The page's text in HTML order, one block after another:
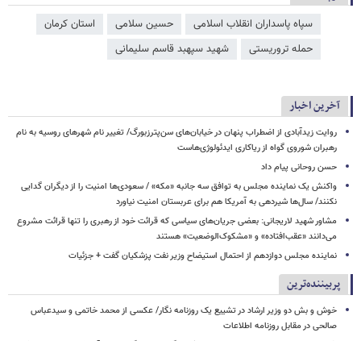
سپاه پاسداران انقلاب اسلامی حسین سلامی
استان کرمان
حمله تروریستی
شهید سپهبد قاسم سلیمانی
آخرین اخبار
روایت زیدآبادی از اضطراب پنهان در خیابان‌های سن‌پترزبورگ/ تغییر نام شهرهای روسیه به نام
رهبران شوروی گواه از ریاکاری ایدئولوژی‌هاست
حسن روحانی پیام داد
واکنش یک نماینده مجلس به توافق سه جانبه «مکه» / سعودی‌ها امنیت را از دیگران گدایی
نکنند/ سال‌ها شیردهی به آمریکا هم برای عربستان امنیت نیاورد
مشاور شهید لاریجانی: بعضی جریان‌های سیاسی که قرائت خود از رهبری را تنها قرائت مشروع
می‌دانند «عقب‌افتاده» و «مشکوک‌الوضعیت» هستند
نماینده مجلس دوازدهم از احتمال استیضاح وزیر نفت پزشکیان گفت + جزئیات
پربیننده‌ترین
خوش و بش دو وزیر ارشاد در تشییع یک روزنامه نگار/ عکسی از محمد خاتمی و سیدعباس
صالحی در مقابل روزنامه اطلاعات